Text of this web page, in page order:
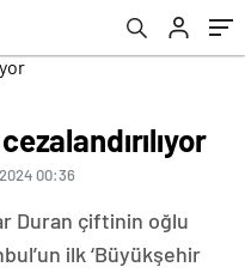
00:36
Duran çiftinin oğlu
ilk ‘Büyükşehir